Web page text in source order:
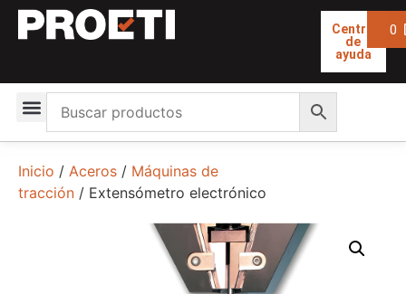
Centro
de
ayuda
0
Inicio / Aceros / Máquinas de
tracción / Extensómetro electrónico